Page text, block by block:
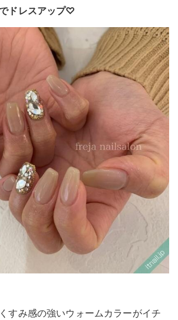
ドレスアップ♡
すみ感の強いウォームカラーがイチ